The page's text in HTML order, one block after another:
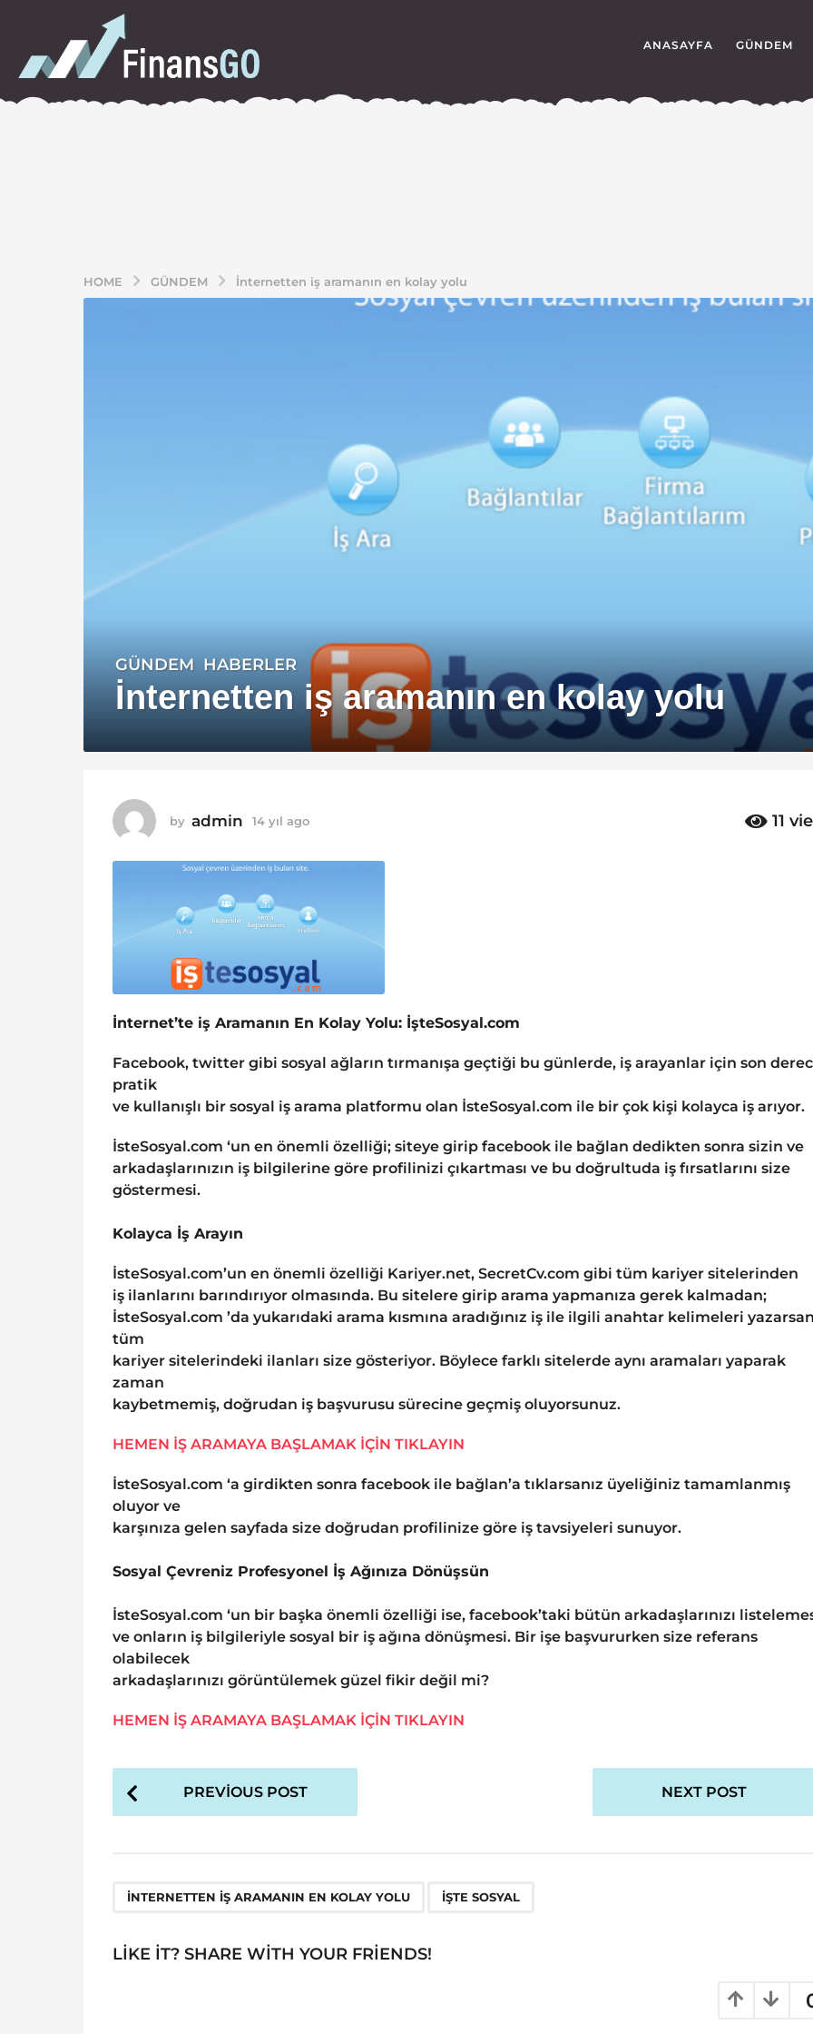
ANASAYFA GÜNDEM
HOME GÜNDEM İnternetten iş aramanın en kolay yolu
1
4
y
l
1
4
a
o
GÜNDEM ,HABERLER
İnternetten iş aramanın en kolay yolu
by admin 14 yıl ago
a
g
11
İnternet’te iş Aramanın En Kolay Yolu: İşteSosyal.com
Facebook, twitter gibi sosyal ağların tırmanışa geçtiği bu günlerde, iş arayanlar için son
pratik
ve kullanışlı bir sosyal iş arama platformu olan İsteSosyal.com ile bir çok kişi kolayca iş arıyor.
İsteSosyal.com ‘un en önemli özelliği; siteye girip facebook ile bağlan dedikten sonra sizin ve
arkadaşlarınızın iş bilgilerine göre profilinizi çıkartması ve bu doğrultuda iş fırsatlarını size
göstermesi.
Kolayca İş Arayın
İsteSosyal.com’un en önemli özelliği Kariyer.net, SecretCv.com gibi tüm kariyer sitelerinden
iş ilanlarını barındırıyor olmasında. Bu sitelere girip arama yapmanıza gerek kalmadan;
İsteSosyal.com ’da yukarıdaki arama kısmına aradığınız iş ile ilgili anahtar kelimeleri
tüm
kariyer sitelerindeki ilanları size gösteriyor. Böylece farklı sitelerde aynı aramaları yaparak
zaman
kaybetmemiş, doğrudan iş başvurusu sürecine geçmiş oluyorsunuz.
HEMEN İŞ ARAMAYA BAŞLAMAK İÇİN TIKLAYIN
İsteSosyal.com ‘a girdikten sonra facebook ile bağlan’a tıklarsanız üyeliğiniz tamamlanmış
oluyor ve
karşınıza gelen sayfada size doğrudan profilinize göre iş tavsiyeleri sunuyor.
Sosyal Çevreniz Profesyonel İş Ağınıza Dönüşsün
İsteSosyal.com ‘un bir başka önemli özelliği ise, facebook’taki bütün arkadaşlarınızı
ve onların iş bilgileriyle sosyal bir iş ağına dönüşmesi. Bir işe başvururken size referans
olabilecek
arkadaşlarınızı görüntülemek güzel fikir değil mi?
HEMEN İŞ ARAMAYA BAŞLAMAK İÇİN TIKLAYIN
P
o
P
g
PREVIOUS POST NEXT POST
İNTERNETTEN IŞ ARAMANIN EN KOLAY YOLU IŞTE SOSYAL
LIKE IT? SHARE WITH YOUR FRIENDS!